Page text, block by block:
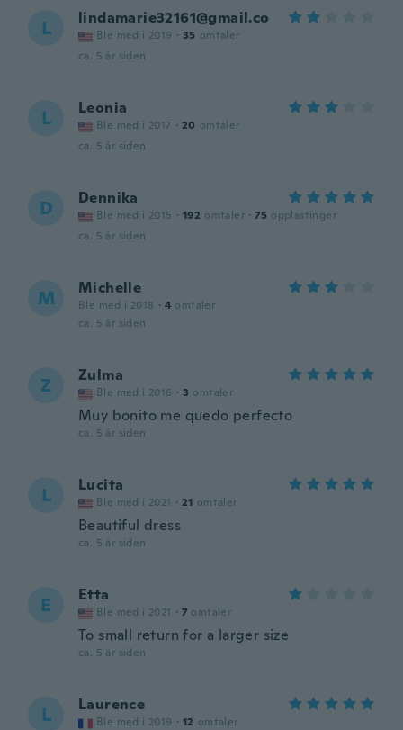
L lindamarie32161@gmail.co
Ble med i 2019 · 35 omtaler
ca. 5 år siden
L Leonia
Ble med i 2017 · 20 omtaler
ca. 5 år siden
D Dennika
Ble med i 2015 · 192 omtaler · 75 opplastinger
ca. 5 år siden
M Michelle
Ble med i 2018 · 4 omtaler
ca. 5 år siden
Z Zulma
Ble med i 2016 · 3 omtaler
Muy bonito me quedo perfecto
ca. 5 år siden
L Lucita
Ble med i 2021 · 21 omtaler
Beautiful dress
ca. 5 år siden
E Etta
Ble med i 2021 · 7 omtaler
To small return for a larger size
ca. 5 år siden
L Laurence
Ble med i 2019 · 12 omtaler